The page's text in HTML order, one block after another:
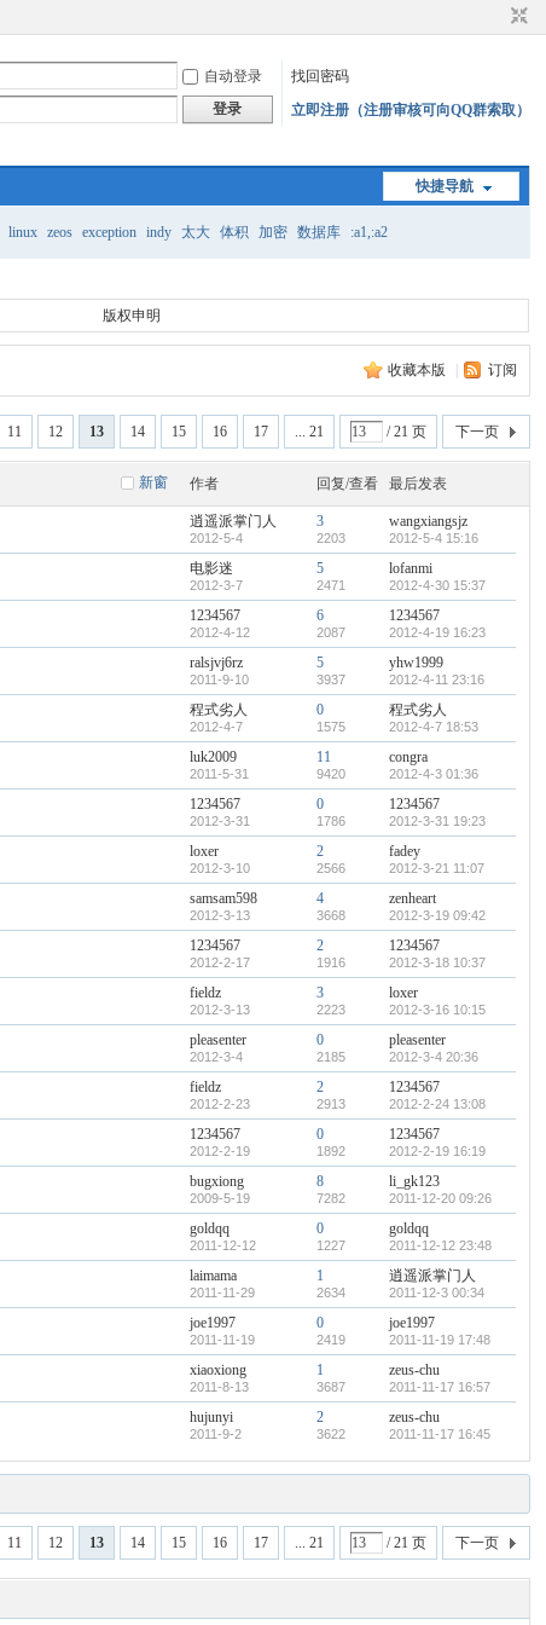
自动登录
找回密码
登录 立即注册（注册审核可向QQ群索取）
快捷导航
linux zeos exception indy 太大 体积 加密 数据库 :a1,:a2
版权申明
收藏本版 订阅
11 12 13 14 15 16 17 ... 21 / 21 页 下一页
新窗 作者 回复/查看 最后发表
逍遥派掌门人
2012-5-4
3
2203
wangxiangsjz
2012-5-4 15:16
电影迷
2012-3-7
5
2471
lofanmi
2012-4-30 15:37
1234567
2012-4-12
6
2087
1234567
2012-4-19 16:23
ralsjvj6rz
2011-9-10
5
3937
yhw1999
2012-4-11 23:16
程式劣人
2012-4-7
0
1575
程式劣人
2012-4-7 18:53
luk2009
2011-5-31
11
9420
congra
2012-4-3 01:36
1234567
2012-3-31
0
1786
1234567
2012-3-31 19:23
loxer
2012-3-10
2
2566
fadey
2012-3-21 11:07
samsam598
2012-3-13
4
3668
zenheart
2012-3-19 09:42
1234567
2012-2-17
2
1916
1234567
2012-3-18 10:37
fieldz
2012-3-13
3
2223
loxer
2012-3-16 10:15
pleasenter
2012-3-4
0
2185
pleasenter
2012-3-4 20:36
fieldz
2012-2-23
2
2913
1234567
2012-2-24 13:08
1234567
2012-2-19
0
1892
1234567
2012-2-19 16:19
bugxiong
2009-5-19
8
7282
li_gk123
2011-12-20 09:26
goldqq
2011-12-12
0
1227
goldqq
2011-12-12 23:48
laimama
2011-11-29
1
2634
逍遥派掌门人
2011-12-3 00:34
joe1997
2011-11-19
0
2419
joe1997
2011-11-19 17:48
xiaoxiong
2011-8-13
1
3687
zeus-chu
2011-11-17 16:57
hujunyi
2011-9-2
2
3622
zeus-chu
2011-11-17 16:45
11 12 13 14 15 16 17 ... 21 / 21 页 下一页